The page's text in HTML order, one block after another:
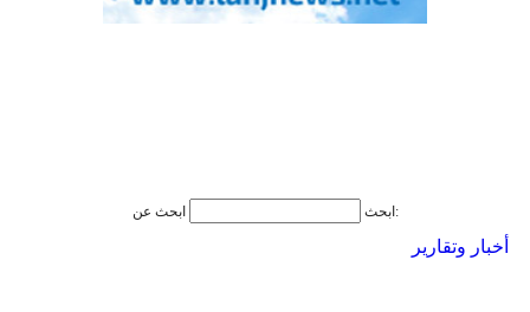
ابحث ابحث عن:
أخبار وتقارير